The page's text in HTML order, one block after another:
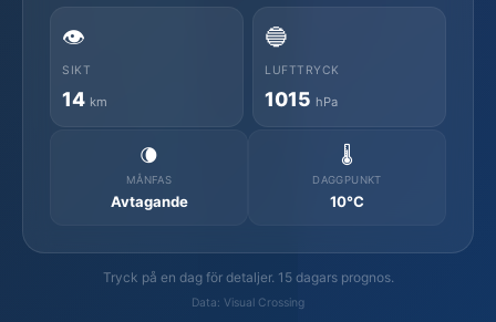
👁️
SIKT
14 km
🔵
LUFTTRYCK
1015 hPa
🌘
MÅNFAS
Avtagande
🌡️
DAGGPUNKT
10°C
Tryck på en dag för detaljer. 15 dagars prognos.
Data: Visual Crossing